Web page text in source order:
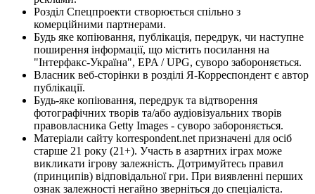
Розділ Спецпроекти створюється спільно з
комерційними партнерами.
Будь яке копіювання, публікація, передрук, чи наступне
поширення інформації, що містить посилання на
"Інтерфакс-Україна", EPA / UPG, суворо забороняється.
Власник веб-сторінки в розділі Я-Корреспондент є автор
публікації.
Будь-яке копіювання, передрук та відтворення
фотографічних творів та/або аудіовізуальних творів
правовласника Getty Images - суворо забороняється.
Матеріали сайту korrespondent.net призначені для осіб
старше 21 року (21+). Участь в азартних іграх може
викликати ігрову залежність. Дотримуйтесь правил
(принципів) відповідальної гри. При виявленні перших
ознак залежності негайно зверніться до спеціаліста.